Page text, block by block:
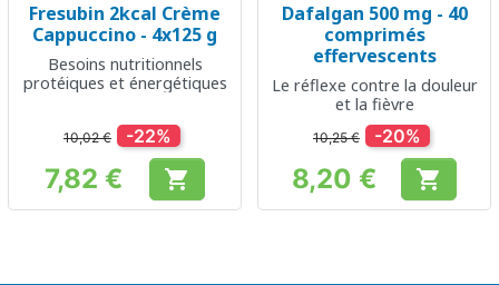
Fresubin 2kcal Crème
Cappuccino - 4x125 g
Besoins nutritionnels
protéiques et énergétiques
10,02 € -22%
Prix
7,82 € 
Dafalgan 500 mg - 40
comprimés
effervescents
Le réflexe contre la douleur
et la fièvre
10,25 € -20%
Prix
8,20 € 